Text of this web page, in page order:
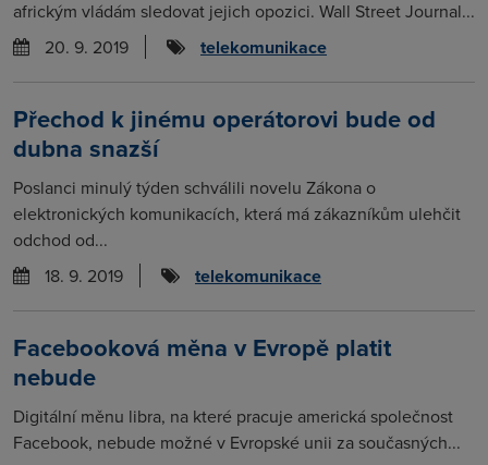
africkým vládám sledovat jejich opozici. Wall Street Journal...
20. 9. 2019
telekomunikace
Přechod k jinému operátorovi bude od
dubna snazší
Poslanci minulý týden schválili novelu Zákona o
elektronických komunikacích, která má zákazníkům ulehčit
odchod od...
18. 9. 2019
telekomunikace
Facebooková měna v Evropě platit
nebude
Digitální měnu libra, na které pracuje americká společnost
Facebook, nebude možné v Evropské unii za současných...